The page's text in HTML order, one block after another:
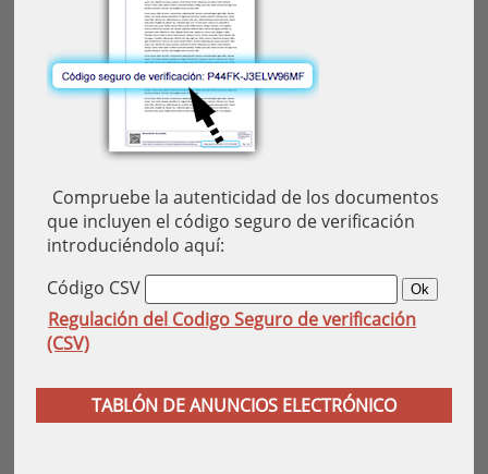
Compruebe la autenticidad de los documentos
que incluyen el código seguro de verificación
introduciéndolo aquí:
Código CSV
Regulación del Codigo Seguro de verificación
(CSV)
TABLÓN DE ANUNCIOS ELECTRÓNICO